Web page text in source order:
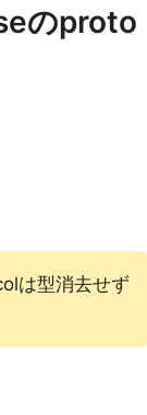
のproto
は型消去せず